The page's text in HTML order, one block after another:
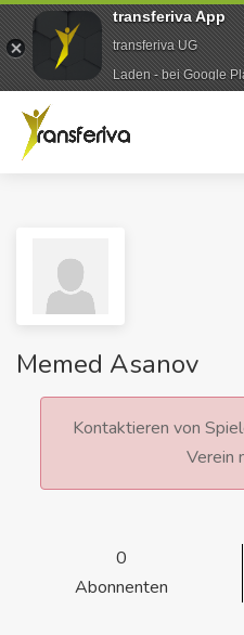
Memed Asanov
Kontaktieren von
Verein
0
Abonnenten
transferiva App
transferiva UG
Laden - bei Google